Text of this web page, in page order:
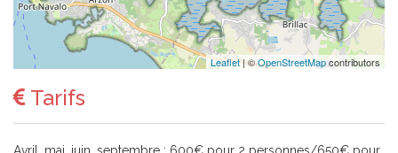
Leaflet| ©OpenStreetMapcontributors
Tarifs